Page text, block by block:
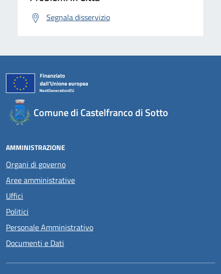
Segnala disservizio
Comune di Castelfranco di Sotto
AMMINISTRAZIONE
Organi di governo
Aree amministrative
Uffici
Politici
Personale Amministrativo
Documenti e Dati